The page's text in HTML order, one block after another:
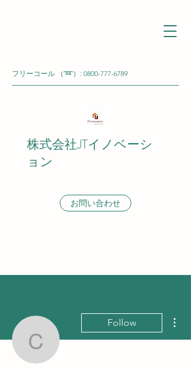
フリーコール （➿）: 0800-777-6789
株式会社JTイノベーシ
ョン
お問い合わせ
cuaks12
Follow